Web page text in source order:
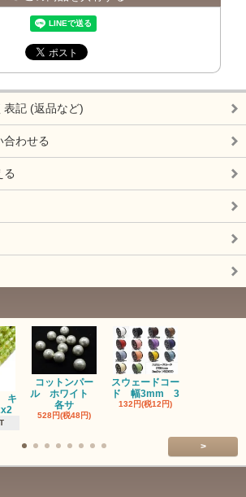
表記 (返品など)
合わせる
る
キ
コットンパー
ル ホワイト
各サ
528円(税48円)
スウェードコー
ド 幅3mm 3
132円(税12円)
>